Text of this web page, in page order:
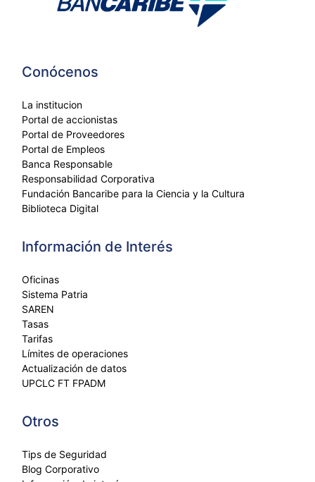
Conócenos
La institucion
Portal de accionistas
Portal de Proveedores
Portal de Empleos
Banca Responsable
Responsabilidad Corporativa
Fundación Bancaribe para la Ciencia y la Cultura
Biblioteca Digital
Información de Interés
Oficinas
Sistema Patria
SAREN
Tasas
Tarifas
Límites de operaciones
Actualización de datos
UPCLC FT FPADM
Otros
Tips de Seguridad
Blog Corporativo